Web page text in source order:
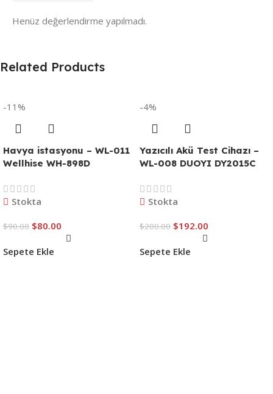
Henüz değerlendirme yapılmadı.
Related Products
-11%
Havya istasyonu – WL-011
Wellhise WH-898D
Stokta
$90.00 $80.00
Sepete Ekle
-4%
Yazıcılı Akü Test Cihazı –
WL-008 DUOYI DY2015C
Stokta
$200.00 $192.00
Sepete Ekle